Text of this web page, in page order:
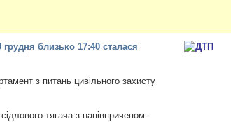
близько 17:40 сталася
з питань цивільного захисту
тягача з напівпричепом-